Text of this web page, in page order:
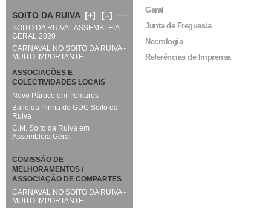
Geral
Junta de Freguesia
Necrologia
Referências de Imprensa
SOITO DA RUIVA [+] [–]
SOITO DA RUIVA - ASSEMBLEIA
GERAL 2020
CARNAVAL NO SOITO DA RUIVA -
MUITO IMPORTANTE
ASSOCIAÇÕES E
COLECTIVIDADES LOCAIS
Novo Pároco em Pomares
Baile da Pinha do GDC Soito da
Ruiva
C.M. Soito da Ruiva em
Assembleia Geral
COMISSÃO DE
MELHORAMENTOS /
ASSOCIAÇÃO DE COMPARTES
CARNAVAL NO SOITO DA RUIVA -
MUITO IMPORTANTE